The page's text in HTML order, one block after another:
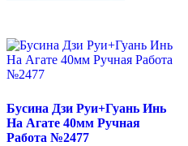
Опции
можно
странице
товара.
Бусина Дзи Руи+Гуань Инь
На Агате 40мм Ручная
Работа №2477